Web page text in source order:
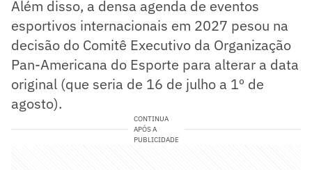
Além disso, a densa agenda de eventos
esportivos internacionais em 2027 pesou na
decisão do Comitê Executivo da Organização
Pan-Americana do Esporte para alterar a data
original (que seria de 16 de julho a 1º de
agosto).
CONTINUA
APÓS A
PUBLICIDADE